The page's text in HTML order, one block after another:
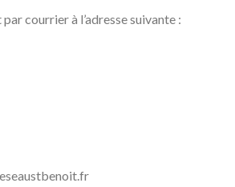
courrier à l’adresse suivante :